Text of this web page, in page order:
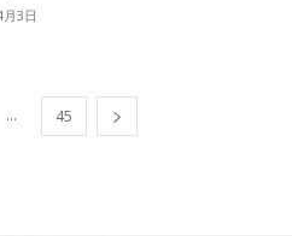
3日
... 45